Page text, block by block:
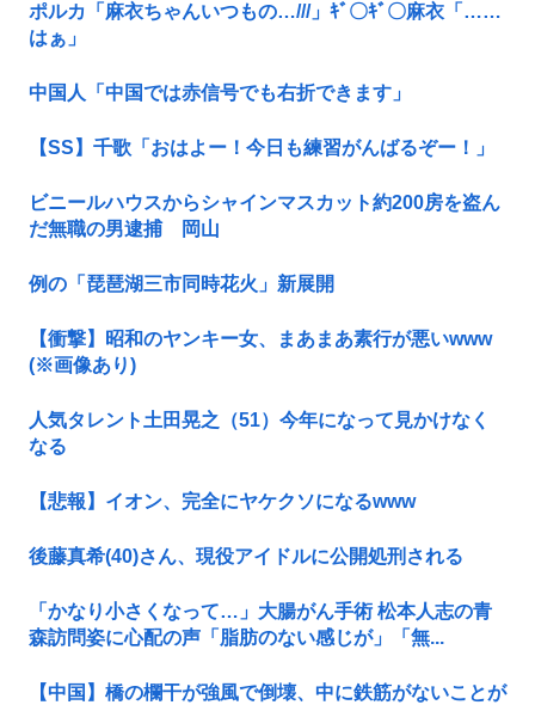
ポルカ「麻衣ちゃんいつもの…///」ｷﾞ〇ｷﾞ〇麻衣「……
はぁ」
中国人「中国では赤信号でも右折できます」
【SS】千歌「おはよー！今日も練習がんばるぞー！」
ビニールハウスからシャインマスカット約200房を盗ん
だ無職の男逮捕 岡山
例の「琵琶湖三市同時花火」新展開
【衝撃】昭和のヤンキー女、まあまあ素行が悪いwww
(※画像あり)
人気タレント土田晃之（51）今年になって見かけなく
なる
【悲報】イオン、完全にヤケクソになるwww
後藤真希(40)さん、現役アイドルに公開処刑される
「かなり小さくなって…」大腸がん手術 松本人志の青
森訪問姿に心配の声「脂肪のない感じが」「無...
【中国】橋の欄干が強風で倒壊、中に鉄筋がないことが